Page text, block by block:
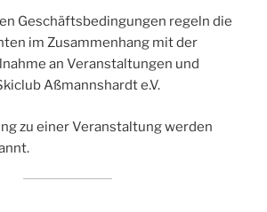
Geschäftsbedingungen regeln die
im Zusammenhang mit der
an Veranstaltungen und
Aßmannshardt e.V.
zu einer Veranstaltung werden